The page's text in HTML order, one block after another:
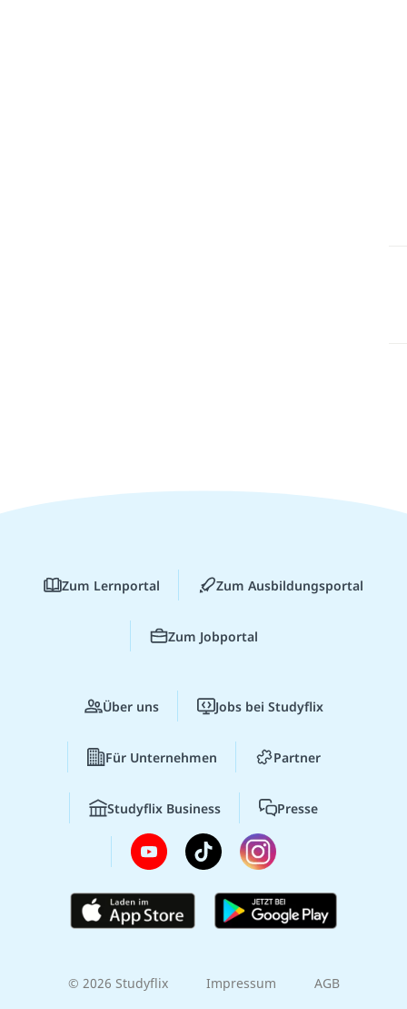
Zum Lernportal Zum Ausbildungsportal
Zum Jobportal
Über uns Jobs bei Studyflix
Für Unternehmen Partner
Studyflix Business Presse
© 2026 Studyflix Impressum AGB